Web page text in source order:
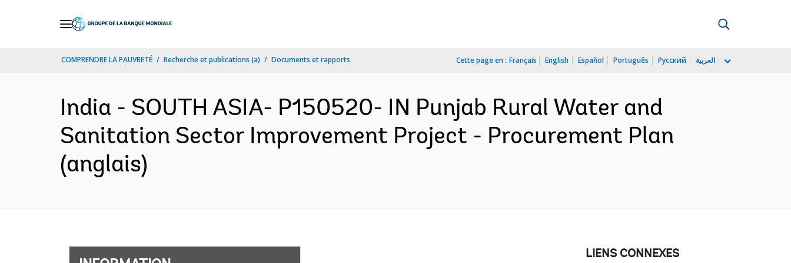
COMPRENDRE LA PAUVRETÉ Recherche et publications (a) Documents et rapports Cette page en : Français English Español Português Русский العربية
India - SOUTH ASIA- P150520- IN Punjab Rural Water and
Sanitation Sector Improvement Project - Procurement Plan
(anglais)
LIENS CONNEXES